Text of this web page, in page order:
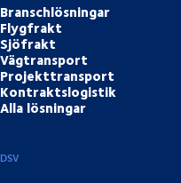
Branschlösningar
Flygfrakt
Sjöfrakt
Vägtransport
Projekttransport
Kontraktslogistik
Alla lösningar
DSV